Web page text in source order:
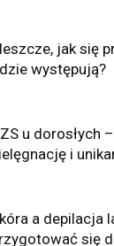
jak się
występują?
u dorosłych
i
a depilacja
się